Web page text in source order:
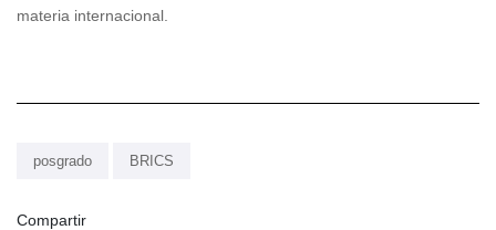
materia internacional.
posgrado BRICS
Compartir